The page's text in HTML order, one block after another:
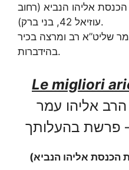
אליהו הנביא (רחוב
עוזיאל 42, בני ברק).
שליט”א רב ומרצה בכיר
בהידברות.
Le migliori
אליהו עמר
פרשת בהעלותך